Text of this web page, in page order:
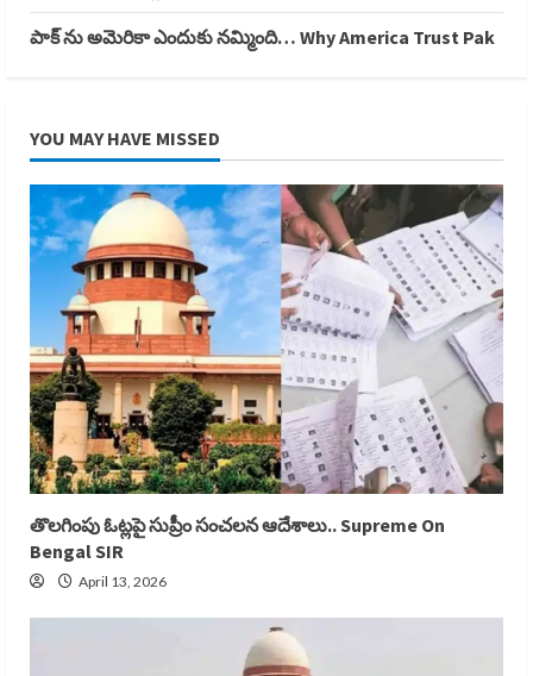
పాక్ ను అమెరికా ఎందుకు నమ్మింది… Why America Trust Pak
YOU MAY HAVE MISSED
తొలగింపు ఓట్లపై సుప్రీం సంచలన ఆదేశాలు.. Supreme On
Bengal SIR
April 13, 2026